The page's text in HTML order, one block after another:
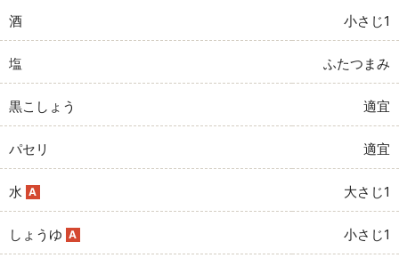
酒 小さじ1
塩 ふたつまみ
黒こしょう 適宜
パセリ 適宜
水 A 大さじ1
しょうゆ A 小さじ1